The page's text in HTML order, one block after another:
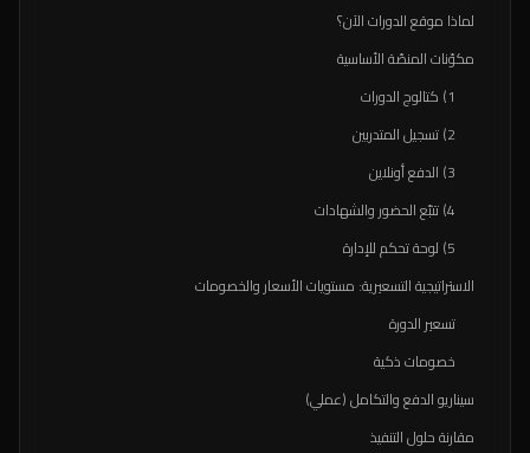
لماذا موقع الدورات الآن؟
مكوّنات المنصّة الأساسية
1) كتالوج الدورات
2) تسجيل المتدربين
3) الدفع أونلاين
4) تتبّع الحضور والشهادات
5) لوحة تحكم للإدارة
الاستراتيجية التسعيرية: مستويات الأسعار والخصومات
تسعير الدورة
خصومات ذكية
سيناريو الدفع والتكامل (عملي)
مقارنة حلول التنفيذ